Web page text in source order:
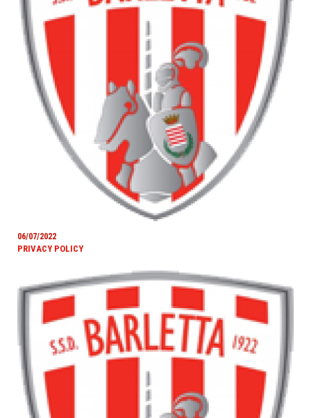
06/07/2022
PRIVACY POLICY